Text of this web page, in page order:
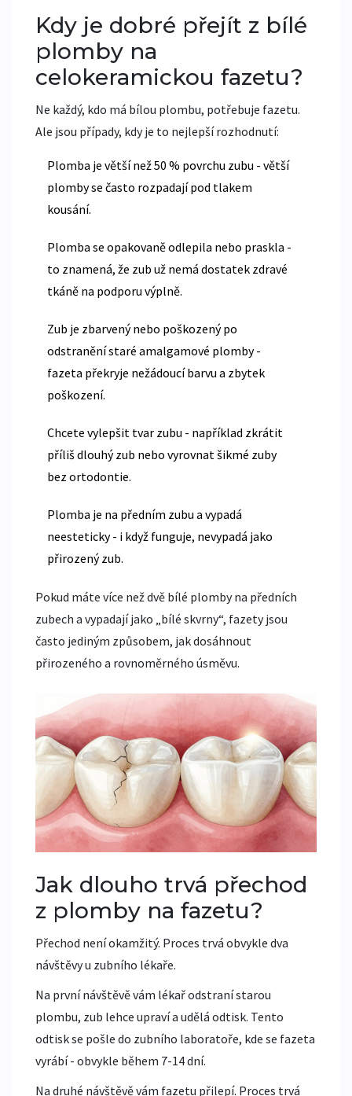
Kdy je dobré přejít z bílé
plomby na
celokeramickou fazetu?
Ne každý, kdo má bílou plombu, potřebuje fazetu.
Ale jsou případy, kdy je to nejlepší rozhodnutí:
Plomba je větší než 50 % povrchu zubu - větší
plomby se často rozpadají pod tlakem
kousání.
Plomba se opakovaně odlepila nebo praskla -
to znamená, že zub už nemá dostatek zdravé
tkáně na podporu výplně.
Zub je zbarvený nebo poškozený po
odstranění staré amalgamové plomby -
fazeta překryje nežádoucí barvu a zbytek
poškození.
Chcete vylepšit tvar zubu - například zkrátit
příliš dlouhý zub nebo vyrovnat šikmé zuby
bez ortodontie.
Plomba je na předním zubu a vypadá
neesteticky - i když funguje, nevypadá jako
přirozený zub.
Pokud máte více než dvě bílé plomby na předních
zubech a vypadají jako „bílé skvrny“, fazety jsou
často jediným způsobem, jak dosáhnout
přirozeného a rovnoměrného úsměvu.
Jak dlouho trvá přechod
z plomby na fazetu?
Přechod není okamžitý. Proces trvá obvykle dva
návštěvy u zubního lékaře.
Na první návštěvě vám lékař odstraní starou
plombu, zub lehce upraví a udělá odtisk. Tento
odtisk se pošle do zubního laboratoře, kde se fazeta
vyrábí - obvykle během 7-14 dní.
Na druhé návštěvě vám fazetu přilepí. Proces trvá